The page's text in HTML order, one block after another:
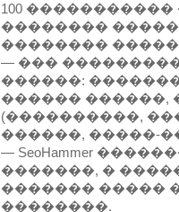
100
��������
��������
— ���
������:
������ ������,
(����������,
������, �����-
— SeoHammer
�������, �
������� �����
��������.